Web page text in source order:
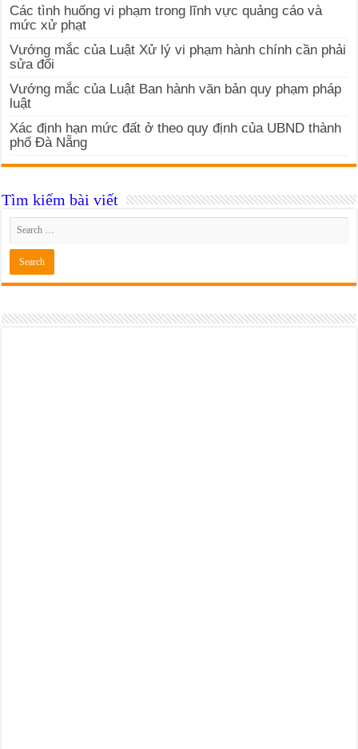
Các tình huống vi phạm trong lĩnh vực quảng cáo và
mức xử phạt
Vướng mắc của Luật Xử lý vi phạm hành chính cần phải
sửa đổi
Vướng mắc của Luật Ban hành văn bản quy phạm pháp
luật
Xác định hạn mức đất ở theo quy định của UBND thành
phố Đà Nẵng
Tìm kiếm bài viết